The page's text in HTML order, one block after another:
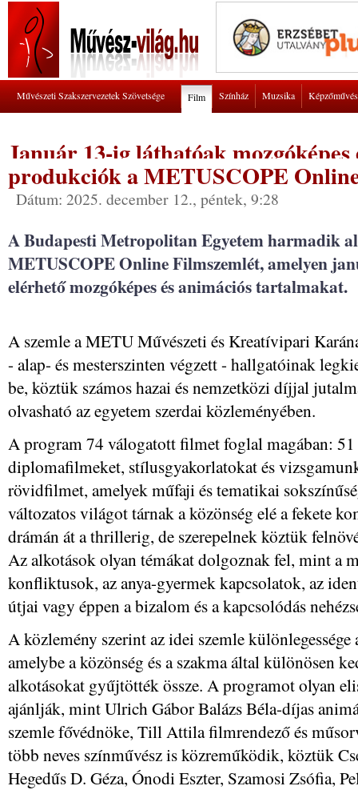
Művészeti Szakszervezetek Szövetsége Film Színház Muzsika
Január 13-ig láthatóak mozgóképes
produkciók a METUSCOPE
Dátum: 2025. december 12., péntek, 9:28
A Budapesti Metropolitan Egyetem harmadik
METUSCOPE Online Filmszemlét, amelyen
elérhető mozgóképes és animációs tartalmakat.
A szemle a METU Művészeti és Kreatívipari
- alap- és mesterszinten végzett - hallgatóinak
be, köztük számos hazai és nemzetközi díjjal
olvasható az egyetem szerdai közleményében.
A program 74 válogatott filmet foglal magában:
diplomafilmeket, stílusgyakorlatokat és
rövidfilmet, amelyek műfaji és tematikai
változatos világot tárnak a közönség elé a fekete
drámán át a thrillerig, de szerepelnek köztük
Az alkotások olyan témákat dolgoznak fel, mint a
konfliktusok, az anya-gyermek kapcsolatok, az
útjai vagy éppen a bizalom és a kapcsolódás
A közlemény szerint az idei szemle
amelybe a közönség és a szakma által különösen
alkotásokat gyűjtötték össze. A programot olyan
ajánlják, mint Ulrich Gábor Balázs Béla-díjas
szemle fővédnöke, Till Attila filmrendező és
több neves színművész is közreműködik, köztük
Hegedűs D. Géza, Ónodi Eszter, Szamosi Zsófia,